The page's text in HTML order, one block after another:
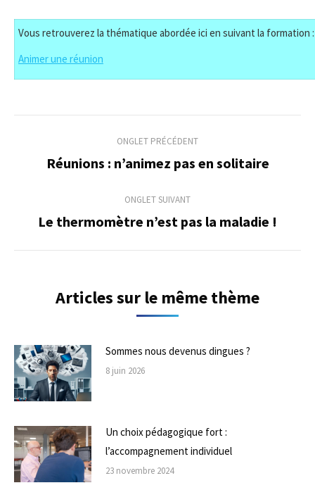
Vous retrouverez la thématique abordée ici en suivant la formation :
Animer une réunion
commentaire
ONGLET PRÉCÉDENT
Onglet
Réunions : n’animez pas en solitaire
ONGLET SUIVANT
Onglet
Le thermomètre n’est pas la maladie !
Articles sur le même thème
Sommes nous devenus dingues ?
8 juin 2026
Un choix pédagogique fort :
l’accompagnement individuel
23 novembre 2024